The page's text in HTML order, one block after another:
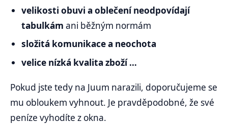
velikosti obuvi a oblečení neodpovídají
tabulkám ani běžným normám
složitá komunikace a neochota
velice nízká kvalita zboží …
Pokud jste tedy na Juum narazili, doporučujeme se
mu obloukem vyhnout. Je pravděpodobné, že své
peníze vyhodíte z okna.